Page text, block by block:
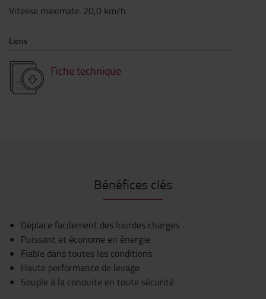
Vitesse maximale: 20,0 km/h
Liens
Fiche technique
Bénéfices clés
Déplace facilement des lourdes charges
Puissant et économe en énergie
Fiable dans toutes les conditions
Haute performance de levage
Souple à la conduite en toute sécurité